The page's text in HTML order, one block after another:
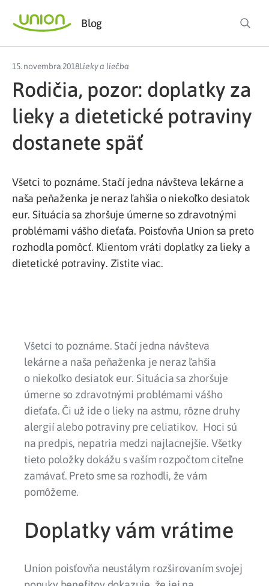
Blog
15. novembra 2018Lieky a liečba
Rodičia, pozor: doplatky za
lieky a dietetické potraviny
dostanete späť
Všetci to poznáme. Stačí jedna návšteva lekárne a
naša peňaženka je neraz ľahšia o niekoľko desiatok
eur. Situácia sa zhoršuje úmerne so zdravotnými
problémami vášho dieťaťa. Poisťovňa Union sa preto
rozhodla pomôcť. Klientom vráti doplatky za lieky a
dietetické potraviny. Zistite viac.
Všetci to poznáme. Stačí jedna návšteva
lekárne a naša peňaženka je neraz ľahšia
o niekoľko desiatok eur. Situácia sa zhoršuje
úmerne so zdravotnými problémami vášho
dieťaťa. Či už ide o lieky na astmu, rôzne druhy
alergií alebo potraviny pre celiatikov. Hoci sú
na predpis, nepatria medzi najlacnejšie. Všetky
tieto položky dokážu s vaším rozpočtom citeľne
zamávať. Preto sme sa rozhodli, že vám
pomôžeme.
Doplatky vám vrátime
Union poisťovňa neustálym rozširovaním svojej